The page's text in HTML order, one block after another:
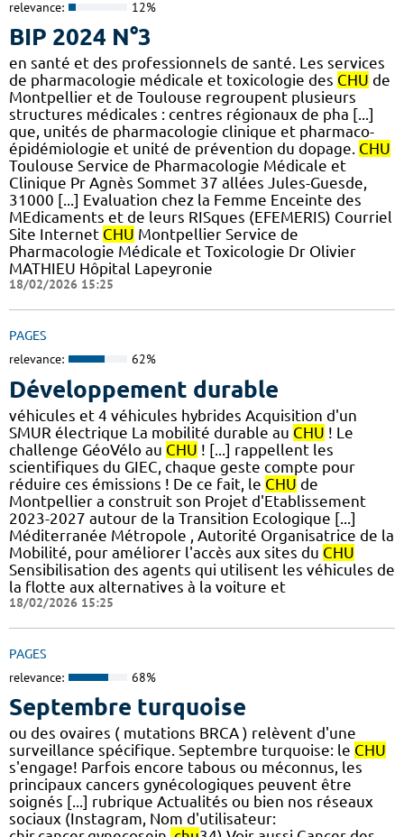
relevance: 12%
BIP 2024 N°3
en santé et des professionnels de santé. Les services
de pharmacologie médicale et toxicologie des CHU de
Montpellier et de Toulouse regroupent plusieurs
structures médicales : centres régionaux de pha [...]
que, unités de pharmacologie clinique et pharmaco-
épidémiologie et unité de prévention du dopage. CHU
Toulouse Service de Pharmacologie Médicale et
Clinique Pr Agnès Sommet 37 allées Jules-Guesde,
31000 [...] Evaluation chez la Femme Enceinte des
MEdicaments et de leurs RISques (EFEMERIS) Courriel
Site Internet CHU Montpellier Service de
Pharmacologie Médicale et Toxicologie Dr Olivier
MATHIEU Hôpital Lapeyronie
18/02/2026 15:25
PAGES
relevance: 62%
Développement durable
véhicules et 4 véhicules hybrides Acquisition d'un
SMUR électrique La mobilité durable au CHU ! Le
challenge GéoVélo au CHU ! [...] rappellent les
scientifiques du GIEC, chaque geste compte pour
réduire ces émissions ! De ce fait, le CHU de
Montpellier a construit son Projet d'Etablissement
2023-2027 autour de la Transition Ecologique [...]
Méditerranée Métropole , Autorité Organisatrice de la
Mobilité, pour améliorer l'accès aux sites du CHU
Sensibilisation des agents qui utilisent les véhicules de
la flotte aux alternatives à la voiture et
18/02/2026 15:25
PAGES
relevance: 68%
Septembre turquoise
ou des ovaires ( mutations BRCA ) relèvent d'une
surveillance spécifique. Septembre turquoise: le CHU
s'engage! Parfois encore tabous ou méconnus, les
principaux cancers gynécologiques peuvent être
soignés [...] rubrique Actualités ou bien nos réseaux
sociaux (Instagram, Nom d'utilisateur: